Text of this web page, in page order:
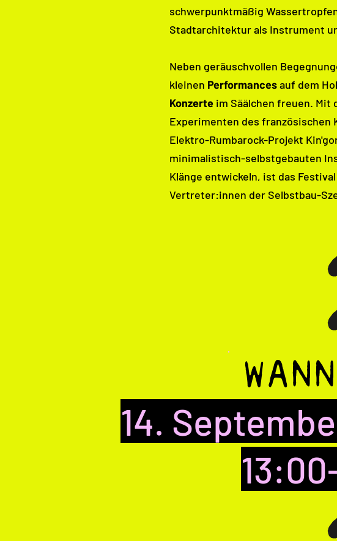
schwerpunktmäßig
Stadtarchitektur als Instrument
Neben geräuschvollen
kleinen Performancesauf dem
Konzerte im Säälchen freuen.
Experimenten des französischen
Elektro-Rumbarock-Projekt
minimalistisch-selbstgebauten
Klänge entwickeln, ist das
Vertreter:innen der Selbstbau-
14.